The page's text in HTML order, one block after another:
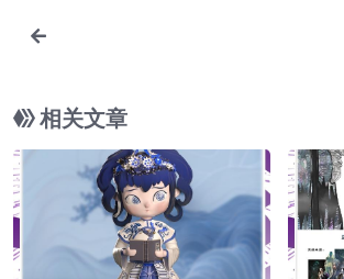
相关文章